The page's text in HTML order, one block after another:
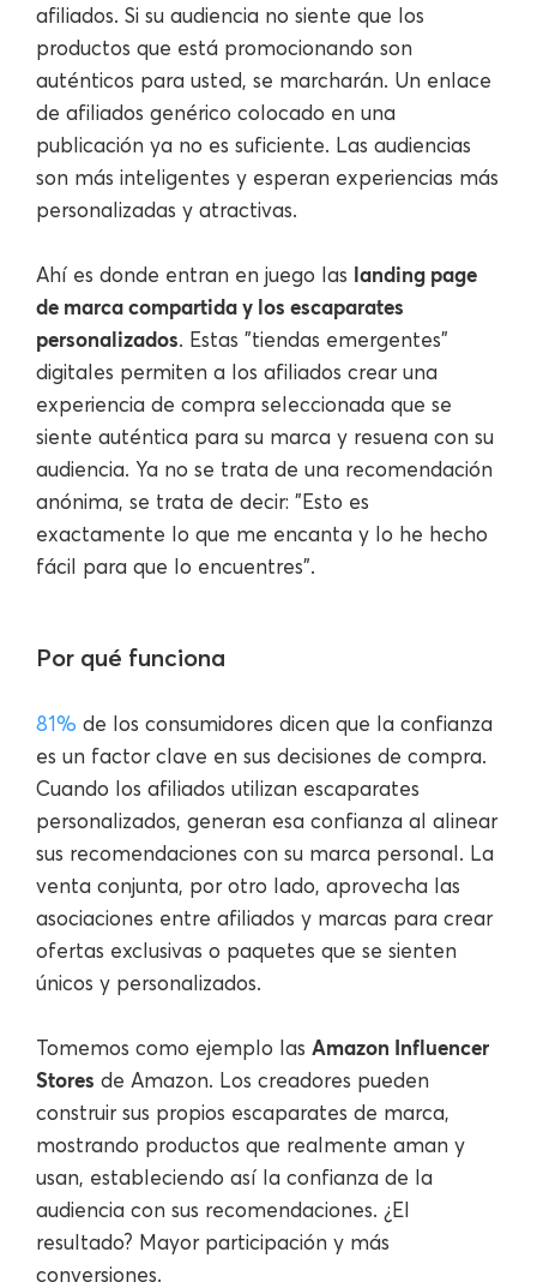
afiliados. Si su audiencia no siente que los
productos que está promocionando son
auténticos para usted, se marcharán. Un enlace
de afiliados genérico colocado en una
publicación ya no es suficiente. Las audiencias
son más inteligentes y esperan experiencias más
personalizadas y atractivas.
Ahí es donde entran en juego las landing page
de marca compartida y los escaparates
personalizados. Estas "tiendas emergentes"
digitales permiten a los afiliados crear una
experiencia de compra seleccionada que se
siente auténtica para su marca y resuena con su
audiencia. Ya no se trata de una recomendación
anónima, se trata de decir: "Esto es
exactamente lo que me encanta y lo he hecho
fácil para que lo encuentres".
Por qué funciona
81% de los consumidores dicen que la confianza
es un factor clave en sus decisiones de compra.
Cuando los afiliados utilizan escaparates
personalizados, generan esa confianza al alinear
sus recomendaciones con su marca personal. La
venta conjunta, por otro lado, aprovecha las
asociaciones entre afiliados y marcas para crear
ofertas exclusivas o paquetes que se sienten
únicos y personalizados.
Tomemos como ejemplo las Amazon Influencer
Stores de Amazon. Los creadores pueden
construir sus propios escaparates de marca,
mostrando productos que realmente aman y
usan, estableciendo así la confianza de la
audiencia con sus recomendaciones. ¿El
resultado? Mayor participación y más
conversiones.